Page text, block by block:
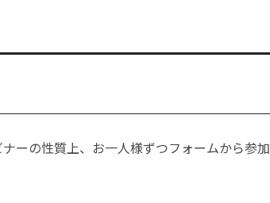
ーの性質上、お一人様ずつフォームから参加